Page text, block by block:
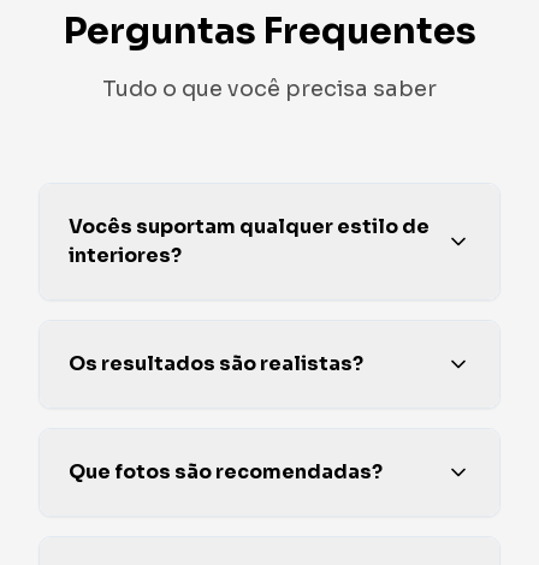
Perguntas Frequentes
Tudo o que você precisa saber
Vocês suportam qualquer estilo de
interiores?
Os resultados são realistas?
Que fotos são recomendadas?